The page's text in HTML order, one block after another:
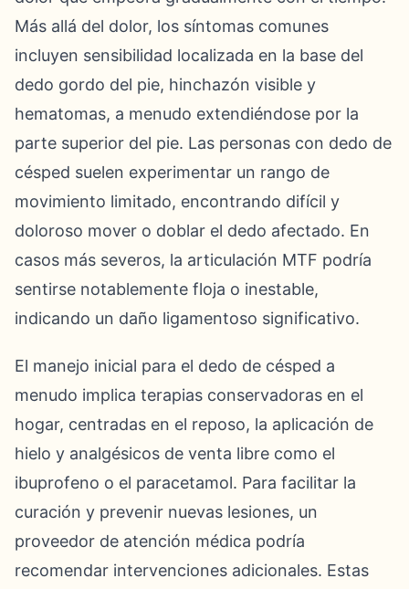
Más allá del dolor, los síntomas comunes
incluyen sensibilidad localizada en la base del
dedo gordo del pie, hinchazón visible y
hematomas, a menudo extendiéndose por la
parte superior del pie. Las personas con dedo de
césped suelen experimentar un rango de
movimiento limitado, encontrando difícil y
doloroso mover o doblar el dedo afectado. En
casos más severos, la articulación MTF podría
sentirse notablemente floja o inestable,
indicando un daño ligamentoso significativo.
El manejo inicial para el dedo de césped a
menudo implica terapias conservadoras en el
hogar, centradas en el reposo, la aplicación de
hielo y analgésicos de venta libre como el
ibuprofeno o el paracetamol. Para facilitar la
curación y prevenir nuevas lesiones, un
proveedor de atención médica podría
recomendar intervenciones adicionales. Estas